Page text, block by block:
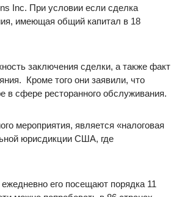
Inc. При условии если сделка
имеющая общий капитал в 18
заключения сделки, а также факт
Кроме того они заявили, что
в сфере ресторанного обслуживания.
мероприятия, является «налоговая
юрисдикции США, где
его посещают порядка 11